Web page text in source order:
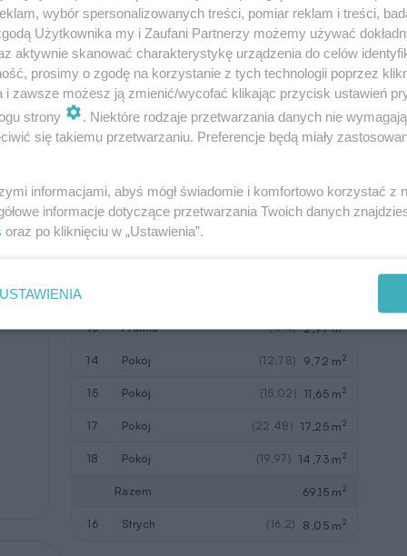
6 garaż 26,32 m
W nawiasach podano powierzchnie
pomieszczenia netto
Pomieszczenie
13 pralnia (4,4) 2,97 m
14 pokój (12,78) 9,72 m2
15 pokój (15,02) 11,65 m2
17 pokój (22,48) 17,25 m2
18 pokój (19,97) 14,73 m2
Razem 69,15 m2
16 strych (16,2) 8,05 m2
wybór spersonalizowanych treści, pomiar reklam i treści,
Użytkownika my i Zaufani Partnerzy możemy używać
aktywnie skanować charakterystykę urządzenia do celów
prosimy o zgodę na korzystanie z tych technologii poprzez
i zawsze możesz ją zmienić/wycofać klikając przycisk ustawień
strony
. Niektóre rodzaje przetwarzania danych nie
się takiemu przetwarzaniu. Preferencje będą miały
informacjami, abyś mógł świadomie i komfortowo korzystać z
informacje dotyczące przetwarzania Twoich danych
oraz po kliknięciu w „Ustawienia”.
USTAWIENIA